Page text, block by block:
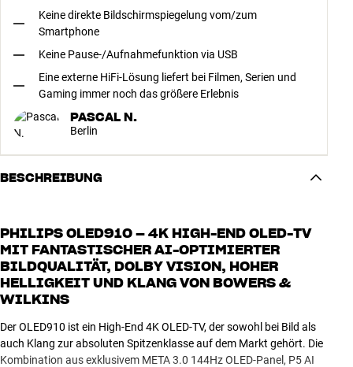
Keine direkte Bildschirmspiegelung vom/zum
Smartphone
Keine Pause-/Aufnahmefunktion via USB
Eine externe HiFi-Lösung liefert bei Filmen, Serien und
Gaming immer noch das größere Erlebnis
PASCAL N.
Berlin
BESCHREIBUNG
PHILIPS OLED910 – 4K HIGH-END OLED-TV
MIT FANTASTISCHER AI-OPTIMIERTER
BILDQUALITÄT, DOLBY VISION, HOHER
HELLIGKEIT UND KLANG VON BOWERS &
WILKINS
Der OLED910 ist ein High-End 4K OLED-TV, der sowohl bei Bild als
auch Klang zur absoluten Spitzenklasse auf dem Markt gehört. Die
Kombination aus exklusivem META 3.0 144Hz OLED-Panel, P5 AI